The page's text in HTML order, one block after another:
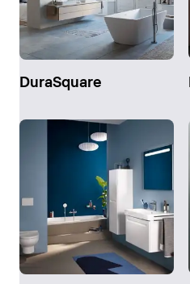
DuraSquare